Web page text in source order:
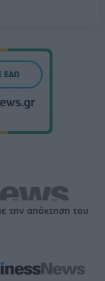
την απόκτηση του